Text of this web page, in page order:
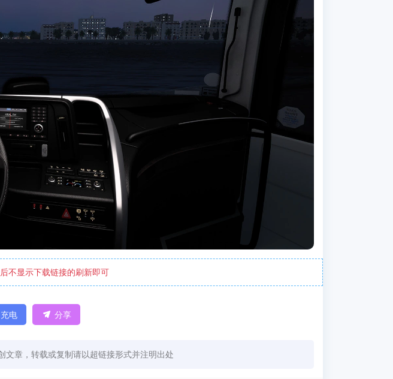
不显示下载链接的刷新即可
充电  分享
文章，转载或复制请以超链接形式并注明出处